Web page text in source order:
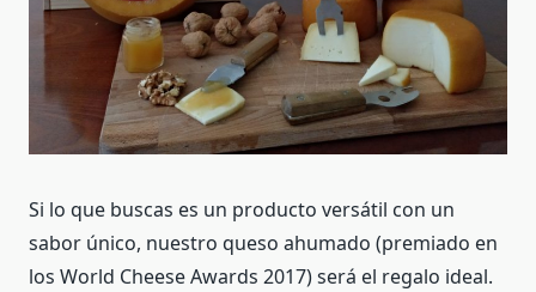
Si lo que buscas es un producto versátil con un
sabor único, nuestro queso ahumado (premiado en
los World Cheese Awards 2017) será el regalo ideal.